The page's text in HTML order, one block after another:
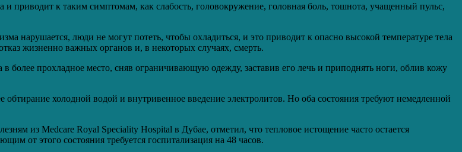
приводит к таким симптомам, как слабость, головокружение, головная боль, тошнота, учащенный пульс,
нарушается, люди не могут потеть, чтобы охладиться, и это приводит к опасно высокой температуре тела
жизненно важных органов и, в некоторых случаях, смерть.
более прохладное место, сняв ограничивающую одежду, заставив его лечь и приподнять ноги, облив кожу
холодной водой и внутривенное введение электролитов. Но оба состояния требуют немедленной
из Medcare Royal Speciality Hospital в Дубае, отметил, что тепловое истощение часто остается
от этого состояния требуется госпитализация на 48 часов.